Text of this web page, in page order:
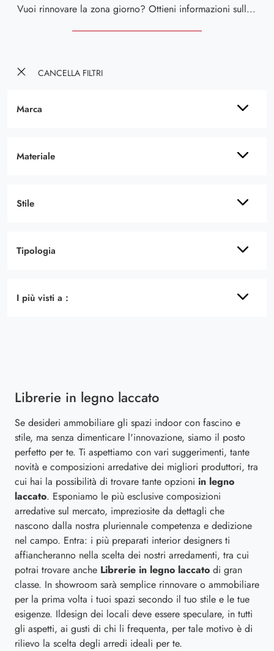
CANCELLA FILTRI
Marca
Materiale
Stile
Tipologia
I più visti a :
Vuoi rinnovare la zona giorno? Ottieni informazioni sulle librerie classiche sospese e arreda i tuoi interni con il modello Fernanda.
Librerie in legno laccato
Se desideri ammobiliare gli spazi indoor con fascino e
stile, ma senza dimenticare l'innovazione, siamo il posto
perfetto per te. Ti aspettiamo con vari suggerimenti, tante
novità e composizioni arredative dei migliori produttori, tra
cui hai la possibilità di trovare tante opzioni in legno
laccato. Esponiamo le più esclusive composizioni
arredative sul mercato, impreziosite da dettagli che
nascono dalla nostra pluriennale competenza e dedizione
nel campo. Entra: i più preparati interior designers ti
affiancheranno nella scelta dei nostri arredamenti, tra cui
potrai trovare anche Librerie in legno laccato di gran
classe. In showroom sarà semplice rinnovare o ammobiliare
per la prima volta i tuoi spazi secondo il tuo stile e le tue
esigenze. Ildesign dei locali deve essere speculare, in tutti
gli aspetti, ai gusti di chi li frequenta, per tale motivo è di
rilievo la scelta degli arredi ideali per te.